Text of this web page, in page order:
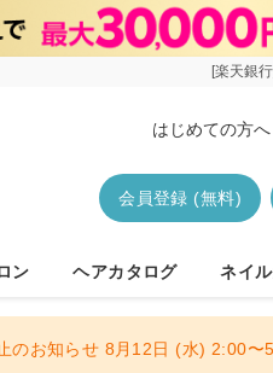
[楽天銀
はじめての方へ
会員登録 (無料)
ン ヘアカタログ ネイ
のお知らせ 8月12日 (水) 2:00〜